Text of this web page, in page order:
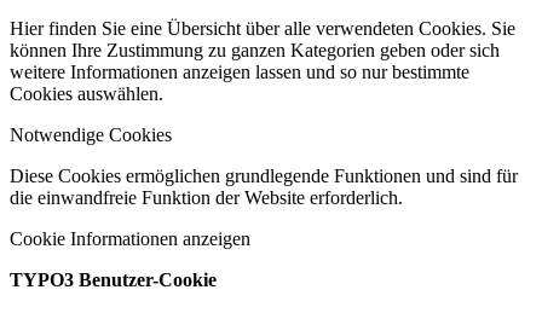
Hier finden Sie eine Übersicht über alle verwendeten Cookies. Sie
können Ihre Zustimmung zu ganzen Kategorien geben oder sich
weitere Informationen anzeigen lassen und so nur bestimmte
Cookies auswählen.
Notwendige Cookies
Diese Cookies ermöglichen grundlegende Funktionen und sind für
die einwandfreie Funktion der Website erforderlich.
Cookie Informationen anzeigen
TYPO3 Benutzer-Cookie